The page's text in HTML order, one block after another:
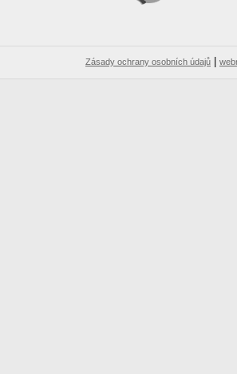
Zásady ochrany osobních údajů